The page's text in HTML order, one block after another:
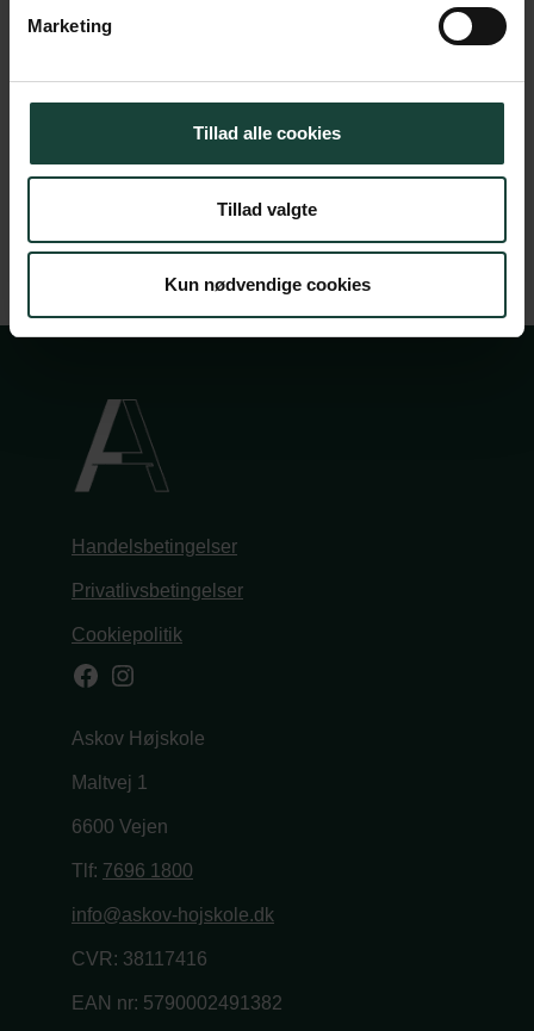
Marketing
Tillad alle cookies
Tillad valgte
Kun nødvendige cookies
Handelsbetingelser
Privatlivsbetingelser
Cookiepolitik
Facebook
Instagram
Askov Højskole
Maltvej 1
6600 Vejen
Tlf: 7696 1800
info@askov-hojskole.dk
CVR: 38117416
EAN nr: 5790002491382